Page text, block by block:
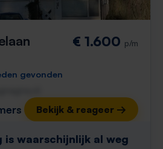
€ 1.600 p/m
gevonden
Bekijk & reageer →
is waarschijnlijk al weg